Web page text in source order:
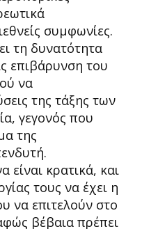
συμφωνίες.
τη δυνατότητα
επιβάρυνση του
να
της τάξης των
γεγονός που
της
είναι κρατικά, και
τους να έχει η
να επιτελούν στο
βέβαια πρέπει